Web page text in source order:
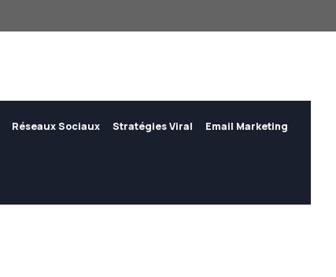
Réseaux Sociaux Stratégies Viral Email Marketing